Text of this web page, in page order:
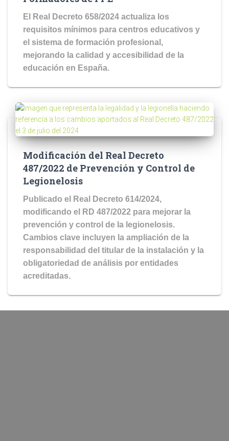
El Real Decreto 658/2024 actualiza los
requisitos mínimos para centros educativos y
el sistema de formación profesional,
mejorando la calidad y accesibilidad de la
educación en España.
Modificación del Real Decreto
487/2022 de Prevención y Control de
Legionelosis
Publicado el Real Decreto 614/2024,
modificando el RD 487/2022 para mejorar la
prevención y control de la legionelosis.
Cambios clave incluyen la ampliación de la
responsabilidad del titular de la instalación y la
obligatoriedad de análisis por entidades
acreditadas.